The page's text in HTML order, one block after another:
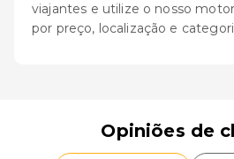
viajantes e utilize o nosso
por preço, localização e
Opiniões de